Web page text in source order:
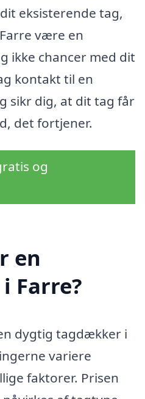
eksisterende tag,
være en
ikke chancer med dit
kontakt til en
sikr dig, at dit tag får
det fortjener.
og
en
Farre?
dygtig tagdækker i
variere
faktorer. Prisen